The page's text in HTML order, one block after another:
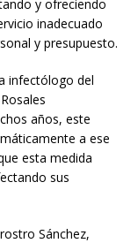
y ofreciendo
inadecuado
y presupuesto.
infectólogo del
años, este
a ese
esta medida
sus
Sánchez,